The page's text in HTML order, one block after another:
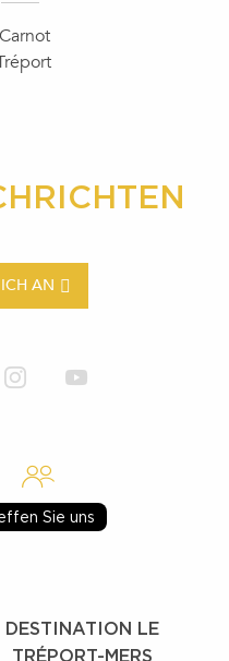
AN
Sie uns
DESTINATION LE
TRÉPORT-MERS